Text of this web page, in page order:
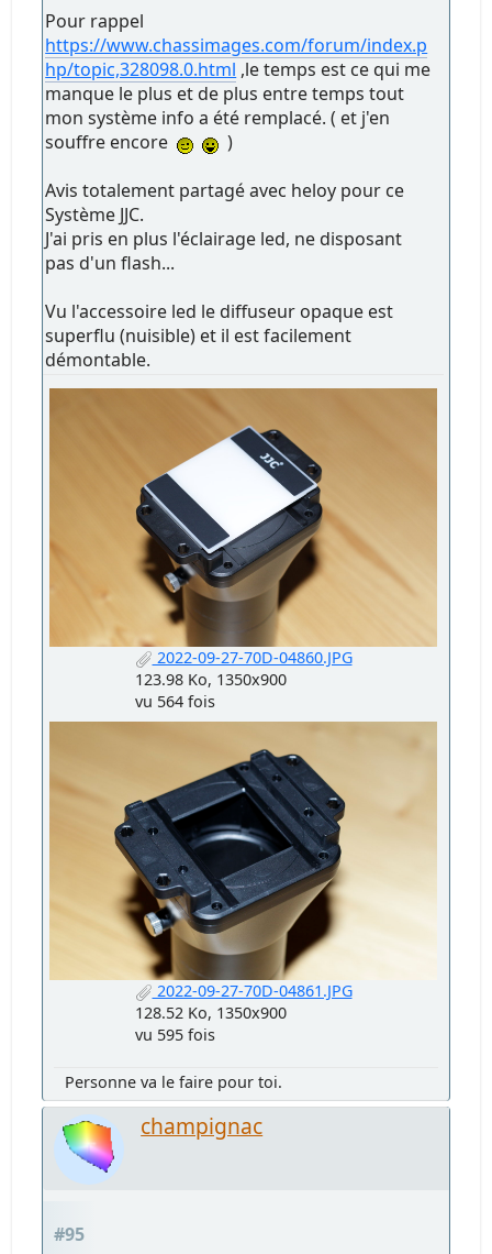
Pour rappel
https://www.chassimages.com/forum/index.p
hp/topic,328098.0.html ,le temps est ce qui me
manque le plus et de plus entre temps tout
mon système info a été remplacé. ( et j'en
souffre encore
)
Avis totalement partagé avec heloy pour ce
Système JJC.
J'ai pris en plus l'éclairage led, ne disposant
pas d'un flash...
Vu l'accessoire led le diffuseur opaque est
superflu (nuisible) et il est facilement
démontable.
2022-09-27-70D-04860.JPG
123.98 Ko, 1350x900
vu 564 fois
2022-09-27-70D-04861.JPG
128.52 Ko, 1350x900
vu 595 fois
Personne va le faire pour toi.
champignac
#95